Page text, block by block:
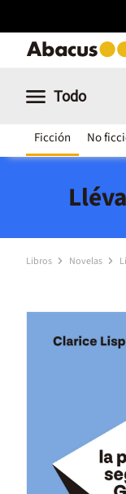
Todo
Ficción No
Libros Novelas